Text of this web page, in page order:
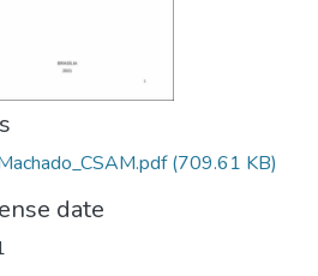
(709.61 KB)
date